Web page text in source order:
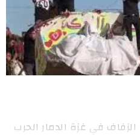
في غزة الدمار الحرب